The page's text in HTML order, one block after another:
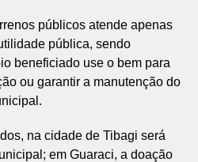
públicos atende apenas
pública, sendo
beneficiado use o bem para
ou garantir a manutenção do
na cidade de Tibagi será
em Guaraci, a doação